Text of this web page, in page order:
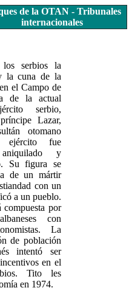
de la OTAN - Tribunales
internacionales
los serbios la
la cuna de la
el Campo de
de la actual
serbio,
Lazar,
otomano
fue
aniquilado y
Su figura se
de un mártir
con un
a un pueblo.
compuesta por
con
La
de población
intentó ser
en el
Tito les
en 1974.